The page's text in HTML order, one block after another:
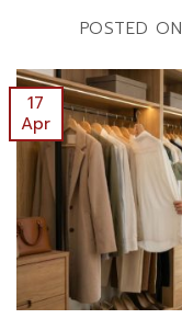
POSTED ON
17
Apr